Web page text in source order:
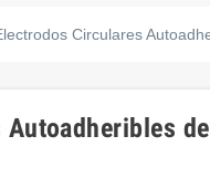
Circulares